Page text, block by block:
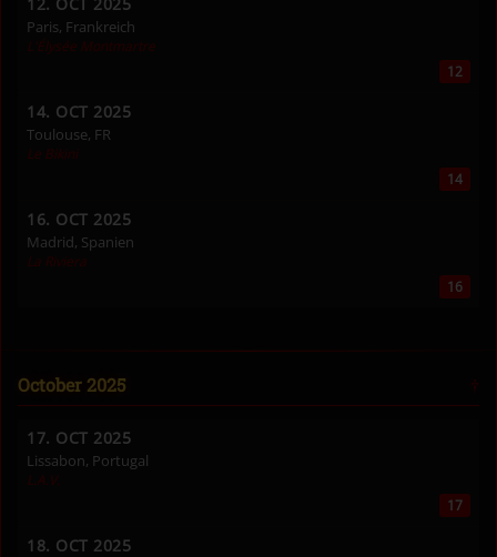
Paris, Frankreich
L'Élysée Montmartre
12
14. OCT 2025
Toulouse, FR
Le Bikini
14
16. OCT 2025
Madrid, Spanien
La Riviera
16
October 2025
17. OCT 2025
Lissabon, Portugal
L.A.V.
17
18. OCT 2025